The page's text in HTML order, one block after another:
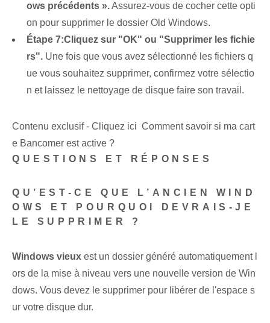
ows précédents ».Assurez-vous de cocher cette opti
on pour supprimer le dossier Old Windows.
Étape 7:Cliquez sur "OK" ou "Supprimer les fichie
rs". Une fois que vous avez sélectionné les fichiers q
ue vous souhaitez supprimer, confirmez votre sélectio
n et laissez le nettoyage de disque faire son travail.
Contenu exclusif - Cliquez ici Comment savoir si ma cart
e Bancomer est active ?
QUESTIONS ET RÉPONSES
QU’EST-CE QUE L’ANCIEN WIND
OWS ET POURQUOI DEVRAIS-JE
LE SUPPRIMER ?
Windows vieux est un dossier généré automatiquement l
ors de la mise à niveau vers une nouvelle version de Win
dows. Vous devez le supprimer pour libérer de l'espace s
ur votre disque dur.